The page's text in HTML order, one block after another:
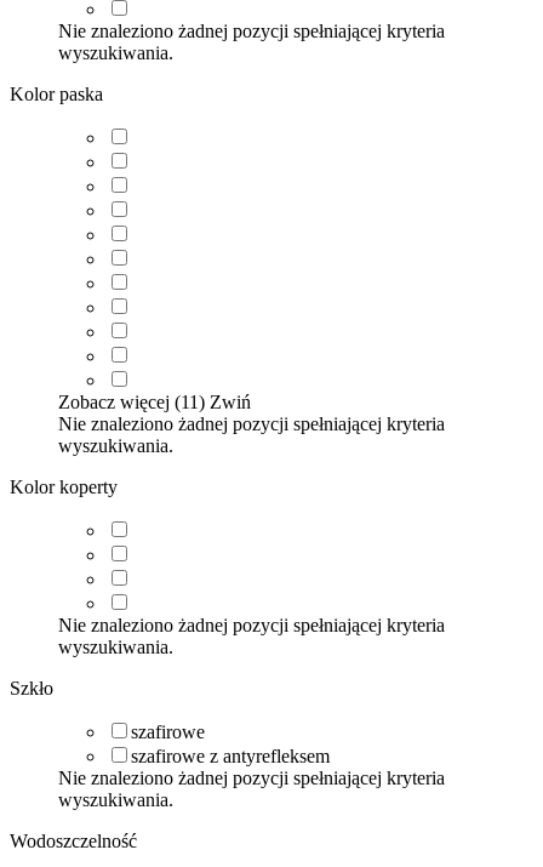
Nie znaleziono żadnej pozycji spełniającej kryteria
wyszukiwania.
Kolor paska
Zobacz więcej (11) Zwiń
Nie znaleziono żadnej pozycji spełniającej kryteria
wyszukiwania.
Kolor koperty
Nie znaleziono żadnej pozycji spełniającej kryteria
wyszukiwania.
Szkło
szafirowe
szafirowe z antyrefleksem
Nie znaleziono żadnej pozycji spełniającej kryteria
wyszukiwania.
Wodoszczelność